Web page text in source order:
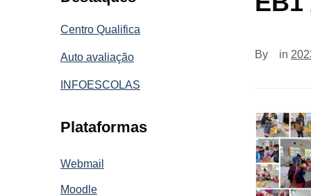
Centro Qualifica
Auto avaliação
INFOESCOLAS
Plataformas
Webmail
Moodle
By in